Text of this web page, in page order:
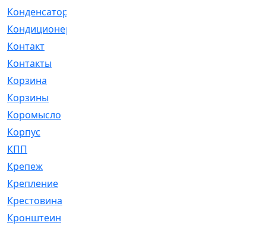
Конденсатор
Кондиционер
Контакт
Контакты
Корзина
Корзины
Коромысло
Корпус
КПП
Крепеж
Крепление
Крестовина
Кронштеин